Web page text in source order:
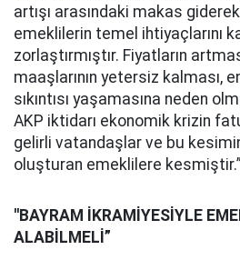
artışı arasındaki makas
emeklilerin temel ihtiyaçlarını
zorlaştırmıştır. Fiyatların
maaşlarının yetersiz kalması,
sıkıntısı yaşamasına neden
AKP iktidarı ekonomik krizin
gelirli vatandaşlar ve bu
oluşturan emeklilere
''BAYRAM İKRAMİYESİYLE
ALABİLMELİ”